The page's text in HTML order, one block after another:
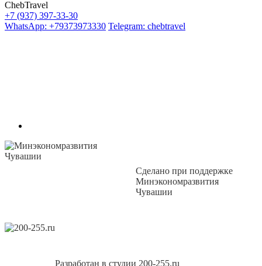
ChebTravel
+7 (937) 397-33-30
WhatsApp: +79373973330 Telegram: chebtravel
Сделано при поддержке
Минэкономразвития
Чувашии
Разработан в студии 200-255.ru